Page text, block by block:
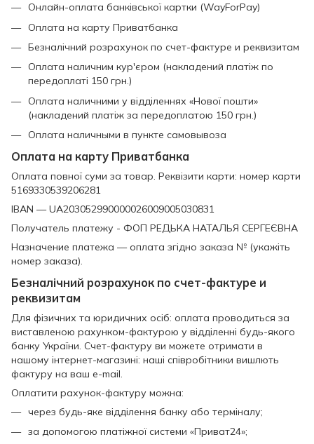
Онлайн-оплата банківської картки (WayForPay)
Оплата на карту Приватбанка
Безналічний розрахунок по счет-фактуре и реквизитам
Оплата наличним кур'єром (накладений платіж по
передоплаті 150 грн.)
Оплата наличними у відділеннях «Нової пошти»
(накладений платіж за передоплатою 150 грн.)
Оплата наличными в пункте самовывоза
Оплата на карту Приватбанка
Оплата повної суми за товар. Реквізити карти: номер карти
5169330539206281
IBAN — UA203052990000026009005030831
Получатель платежу - ФОП РЕДЬКА НАТАЛЬЯ СЕРГЕЄВНА
Назначение платежа — оплата згідно заказа № (укажіть
номер заказа).
Безналічний розрахунок по счет-фактуре и
реквизитам
Для фізичних та юридичних осіб: оплата проводиться за
виставленою рахунком-фактурою у відділенні будь-якого
банку України. Счет-фактуру ви можете отримати в
нашому інтернет-магазині: наші співробітники вишлють
фактуру на ваш e-mail.
Оплатити рахунок-фактуру можна:
через будь-яке відділення банку або терміналу;
за допомогою платіжної системи «Приват24»;